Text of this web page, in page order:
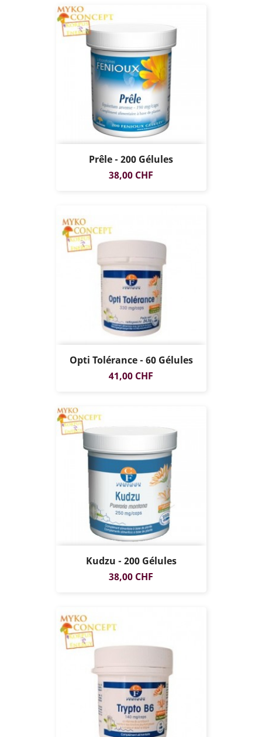
Prêle - 200 Gélules
Prix
38,00 CHF
Opti Tolérance - 60 Gélules
Prix
41,00 CHF
Kudzu - 200 Gélules
Prix
38,00 CHF